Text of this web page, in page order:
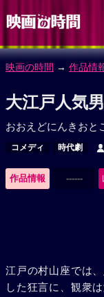
映画の時間 → 作品情
大江戸人気
おおえどにんきおと
コメディ 時代劇
作品情報 ------
江戸の村山座では
した狂言に、観衆